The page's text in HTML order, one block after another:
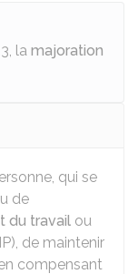
la majoration
qui se
de
du travail ou
de maintenir
compensant